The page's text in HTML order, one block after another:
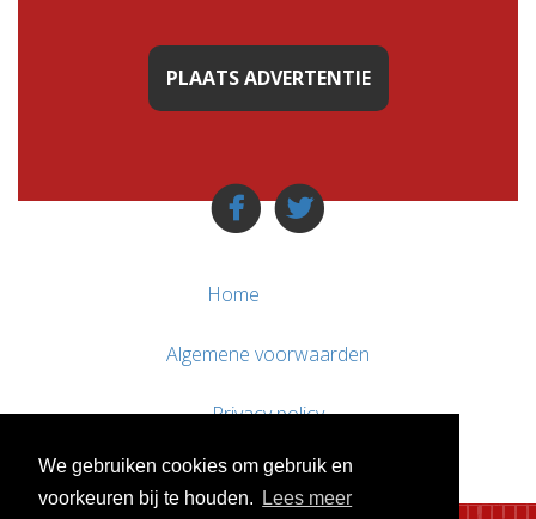
We gebruiken cookies om gebruik en
voorkeuren bij te houden.
Lees meer
PLAATS ADVERTENTIE
Home
Algemene voorwaarden
Privacy policy
Contact / Support